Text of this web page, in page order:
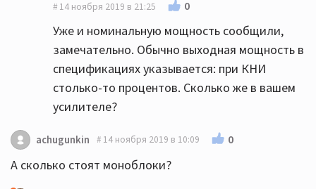
14 ноября 2019 в 21:25
0
Уже и номинальную мощность сообщили,
замечательно. Обычно выходная мощность в
спецификациях указывается: при КНИ
столько-то процентов. Сколько же в вашем
усилителе?
achugunkin 14 ноября 2019 в 10:09 0
А сколько стоят моноблоки?